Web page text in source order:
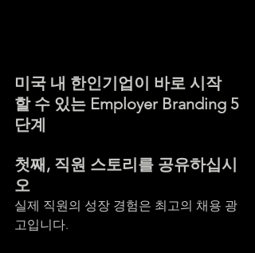
미국 내 한인기업이 바로 시작
할 수 있는 Employer Branding 5
단계
첫째, 직원 스토리를 공유하십시
오
실제 직원의 성장 경험은 최고의 채용 광
고입니다.